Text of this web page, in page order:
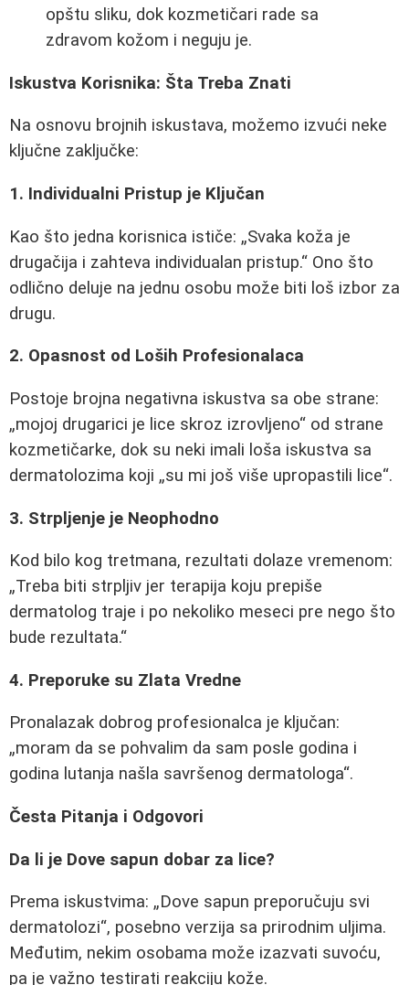
opštu sliku, dok kozmetičari rade sa
zdravom kožom i neguju je.
Iskustva Korisnika: Šta Treba Znati
Na osnovu brojnih iskustava, možemo izvući neke
ključne zaključke:
1. Individualni Pristup je Ključan
Kao što jedna korisnica ističe:
Svaka koža je
drugačija i zahteva individualan pristup. Ono što
odlično deluje na jednu osobu može biti loš izbor za
drugu.
2. Opasnost od Loših Profesionalaca
Postoje brojna negativna iskustva sa obe strane:
mojoj drugarici je lice skroz izrovljeno od strane
kozmetičarke, dok su neki imali loša iskustva sa
dermatolozima koji
su mi još više upropastili lice .
3. Strpljenje je Neophodno
Kod bilo kog tretmana, rezultati dolaze vremenom:
Treba biti strpljiv jer terapija koju prepiše
dermatolog traje i po nekoliko meseci pre nego što
bude rezultata.
4. Preporuke su Zlata Vredne
Pronalazak dobrog profesionalca je ključan:
moram da se pohvalim da sam posle godina i
godina lutanja našla savršenog dermatologa .
Česta Pitanja i Odgovori
Da li je Dove sapun dobar za lice?
Prema iskustvima:
Dove sapun preporučuju svi
dermatolozi , posebno verzija sa prirodnim uljima.
Međutim, nekim osobama može izazvati suvoću,
pa je važno testirati reakciju kože.